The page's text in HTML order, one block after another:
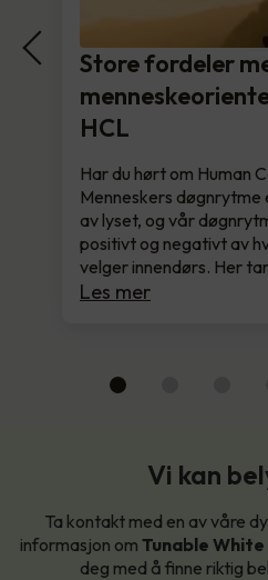
Store fordeler
HCL
Har du hørt om Human
Menneskers
av lyset, og vår
positivt og negativt av
velger innendørs. Her
Les mer
Vi kan
Ta kontakt med en av våre
informasjon om Tunable
deg med å finne riktig